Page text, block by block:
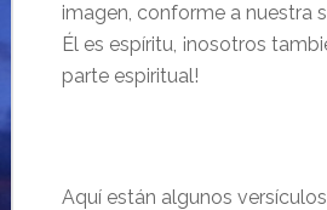
imagen, conforme a nuestra
Él es espíritu, ¡nosotros
parte espiritual!
Aquí están algunos